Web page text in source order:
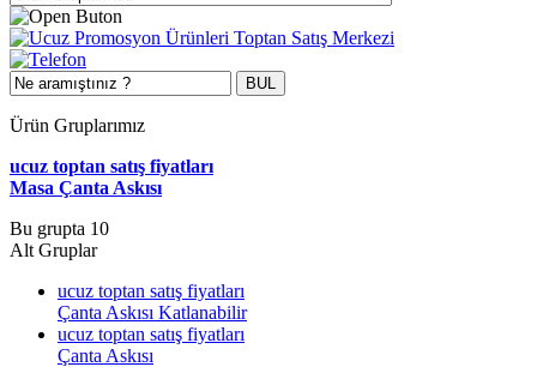
Ürün Gruplarımız
ucuz toptan satış fiyatları
Masa Çanta Askısı
Bu grupta 10
Alt Gruplar
ucuz toptan satış fiyatları
Çanta Askısı Katlanabilir
ucuz toptan satış fiyatları
Çanta Askısı